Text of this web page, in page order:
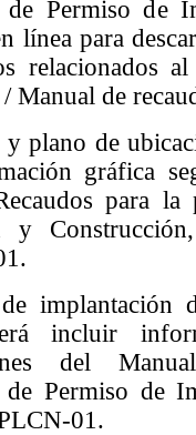
de Permiso de
línea para
relacionados
Manual de
y plano de
gráfica
para la
y
implantación
incluir
del
de Permiso de
01.